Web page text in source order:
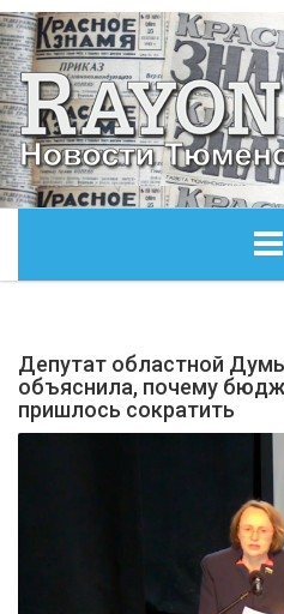
ОБЩЕСТВО
ЭКОНОМИКА
Депутат областной
объяснила, почему
пришлось сократить